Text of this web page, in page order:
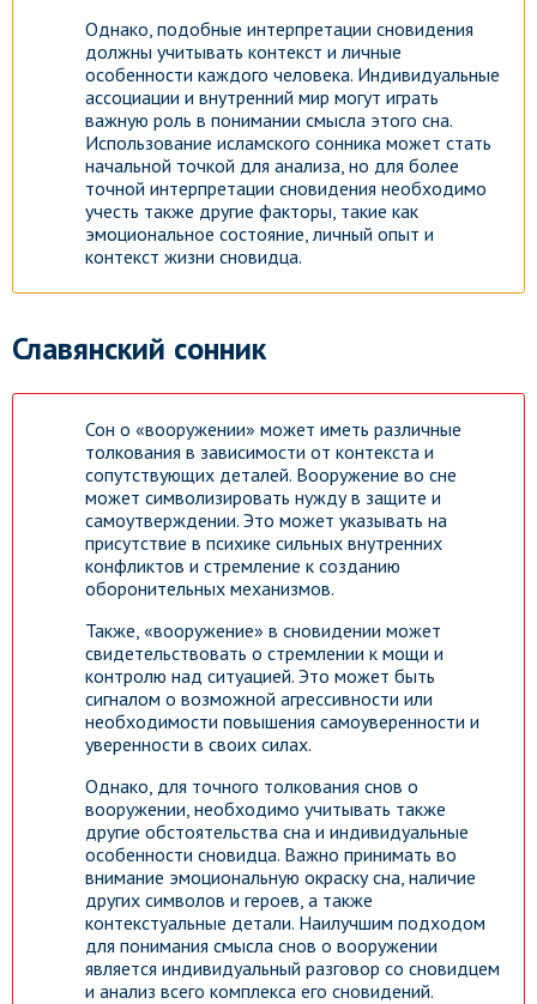
Однако, подобные интерпретации сновидения
должны учитывать контекст и личные
особенности каждого человека. Индивидуальные
ассоциации и внутренний мир могут играть
важную роль в понимании смысла этого сна.
Использование исламского сонника может стать
начальной точкой для анализа, но для более
точной интерпретации сновидения необходимо
учесть также другие факторы, такие как
эмоциональное состояние, личный опыт и
контекст жизни сновидца.
Славянский сонник
Сон о «вооружении» может иметь различные
толкования в зависимости от контекста и
сопутствующих деталей. Вооружение во сне
может символизировать нужду в защите и
самоутверждении. Это может указывать на
присутствие в психике сильных внутренних
конфликтов и стремление к созданию
оборонительных механизмов.
Также, «вооружение» в сновидении может
свидетельствовать о стремлении к мощи и
контролю над ситуацией. Это может быть
сигналом о возможной агрессивности или
необходимости повышения самоуверенности и
уверенности в своих силах.
Однако, для точного толкования снов о
вооружении, необходимо учитывать также
другие обстоятельства сна и индивидуальные
особенности сновидца. Важно принимать во
внимание эмоциональную окраску сна, наличие
других символов и героев, а также
контекстуальные детали. Наилучшим подходом
для понимания смысла снов о вооружении
является индивидуальный разговор со сновидцем
и анализ всего комплекса его сновидений.